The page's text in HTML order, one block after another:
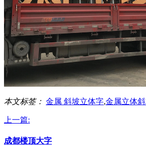
本文标签： 金属 斜坡立体字,金属立体
上一篇:
成都楼顶大字